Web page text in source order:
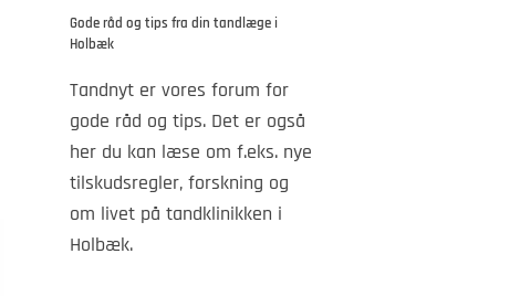
Gode råd og tips fra din tandlæge i
Holbæk
Tandnyt er vores forum for
gode råd og tips. Det er også
her du kan læse om f.eks. nye
tilskudsregler, forskning og
om livet på tandklinikken i
Holbæk.